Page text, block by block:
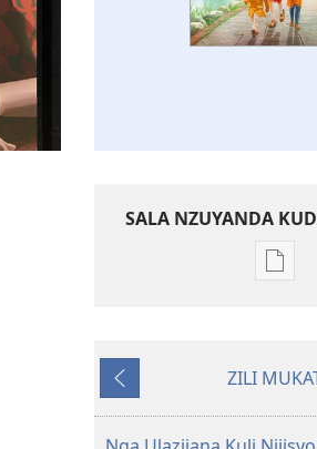
SALA NZUYANDA
Sala
Chayinda
ZILI